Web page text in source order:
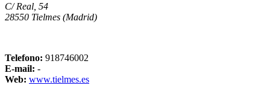
C/ Real, 54
28550 Tielmes (Madrid)
Telefono: 918746002
E-mail: -
Web: www.tielmes.es